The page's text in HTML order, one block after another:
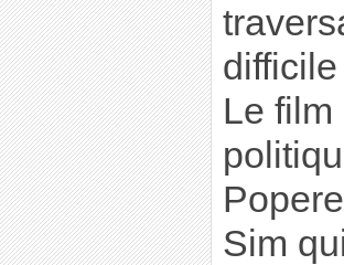
Le film
Sim